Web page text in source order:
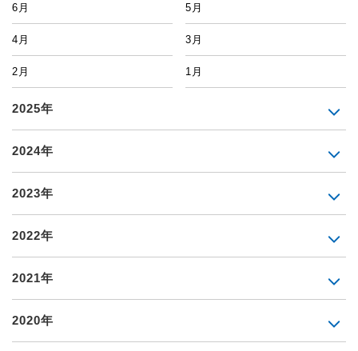
6月 5月
4月 3月
2月 1月
2025年
2024年
2023年
2022年
2021年
2020年